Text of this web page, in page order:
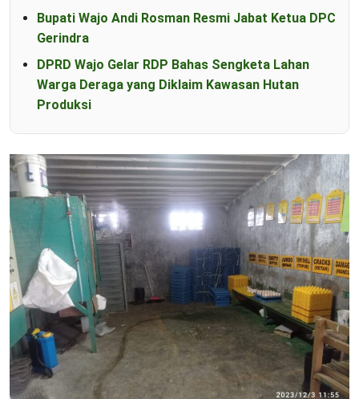
Bupati Wajo Andi Rosman Resmi Jabat Ketua DPC
Gerindra
DPRD Wajo Gelar RDP Bahas Sengketa Lahan
Warga Deraga yang Diklaim Kawasan Hutan
Produksi